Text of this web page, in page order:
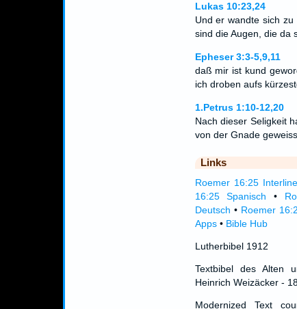
Lukas 10:23,24
Und er wandte sich
sind die Augen, die da
Epheser 3:3-5,9,11
daß mir ist kund
ich droben aufs
1.Petrus 1:10-12,20
Nach dieser Seligkeit
von der Gnade
Links
Roemer 16:25
16:25 Spanisch •
Deutsch • Roemer
Apps• Bible Hub
Lutherbibel 1912
Textbibel des Alten
Heinrich Weizäcker -
Modernized Text